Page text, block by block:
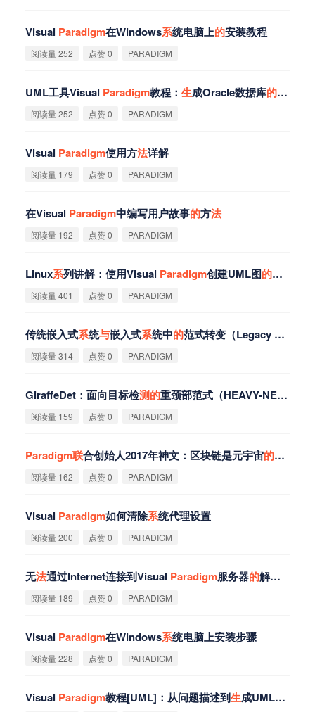
Visual Paradigm在Windows系统电脑上的安装教程
阅读量 252 点赞 0 PARADIGM
UML工具Visual Paradigm教程： 生成Oracle数据库的映射层
阅读量 252 点赞 0 PARADIGM
Visual Paradigm使用方法详解
阅读量 179 点赞 0 PARADIGM
在Visual Paradigm中编写用户故事的方法
阅读量 192 点赞 0 PARADIGM
Linux系列讲解：使用Visual Paradigm创建UML图的流程
阅读量 401 点赞 0 PARADIGM
传统嵌入式系统与嵌入式系统中的范式转变（Legacy Embedded Systems &
阅读量 314 点赞 0 PARADIGM
GiraffeDet：面向目标检测的重颈部范式（HEAVY-NECK
阅读量 159 点赞 0 PARADIGM
Paradigm联合创始人2017年神文：区块链是元宇宙的基础层
阅读量 162 点赞 0 PARADIGM
Visual Paradigm如何清除系统代理设置
阅读量 200 点赞 0 PARADIGM
无法通过Internet连接到Visual Paradigm服务器的解决方
阅读量 189 点赞 0 PARADIGM
Visual Paradigm在Windows系统电脑上安装步骤
阅读量 228 点赞 0 PARADIGM
Visual Paradigm教程[UML]：从问题描述到生成UML模型